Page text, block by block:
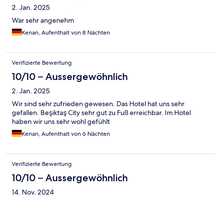
2. Jan. 2025
War sehr angenehm
Kenan, Aufenthalt von 8 Nächten
Verifizierte Bewertung
10/10 – Aussergewöhnlich
2. Jan. 2025
Wir sind sehr zufrieden gewesen. Das Hotel hat uns sehr
gefallen. Beşiktaş City sehr gut zu Fuß erreichbar. Im Hotel
haben wir uns sehr wohl gefühlt
Kenan, Aufenthalt von 6 Nächten
Verifizierte Bewertung
10/10 – Aussergewöhnlich
14. Nov. 2024